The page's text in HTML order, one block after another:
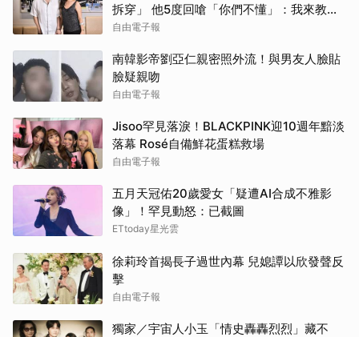
拆穿」 他5度回嗆「你們不懂」：我來教育
你們
自由電子報
南韓影帝劉亞仁親密照外流！與男友人臉貼
臉疑親吻
自由電子報
Jisoo罕見落淚！BLACKPINK迎10週年黯淡
落幕 Rosé自備鮮花蛋糕救場
自由電子報
五月天冠佑20歲愛女「疑遭AI合成不雅影
像」！罕見動怒：已截圖
ETtoday星光雲
徐莉玲首揭長子過世內幕 兒媳譚以欣發聲反
擊
自由電子報
獨家／宇宙人小玉「情史轟轟烈烈」藏不